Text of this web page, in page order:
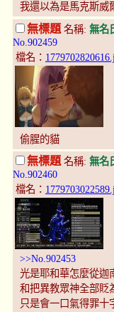
我還以為是馬克斯威
無標題 名稱: 無名
No.902459
檔名：
偷腥的貓
無標題 名稱: 無名
No.902460
檔名：
>>No.902453
光是耶和華怎麼從迦
和把異教眾神全部貶
只是會一口氣得罪十